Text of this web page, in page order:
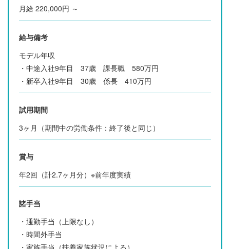
月給 220,000円 ～
給与備考
モデル年収
・中途入社9年目 37歳 課長職 580万円
・新卒入社9年目 30歳 係長 410万円
試用期間
3ヶ月（期間中の労働条件：終了後と同じ）
賞与
年2回（計2.7ヶ月分）※前年度実績
諸手当
・通勤手当（上限なし）
・時間外手当